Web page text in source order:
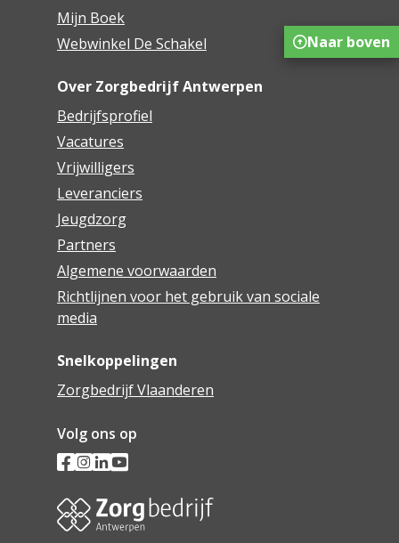
Mijn Boek
Webwinkel De Schakel
Over Zorgbedrijf Antwerpen
Bedrijfsprofiel
Vacatures
Vrijwilligers
Leveranciers
Jeugdzorg
Partners
Algemene voorwaarden
Richtlijnen voor het gebruik van sociale
media
Snelkoppelingen
Zorgbedrijf Vlaanderen
Volg ons op
Naar boven